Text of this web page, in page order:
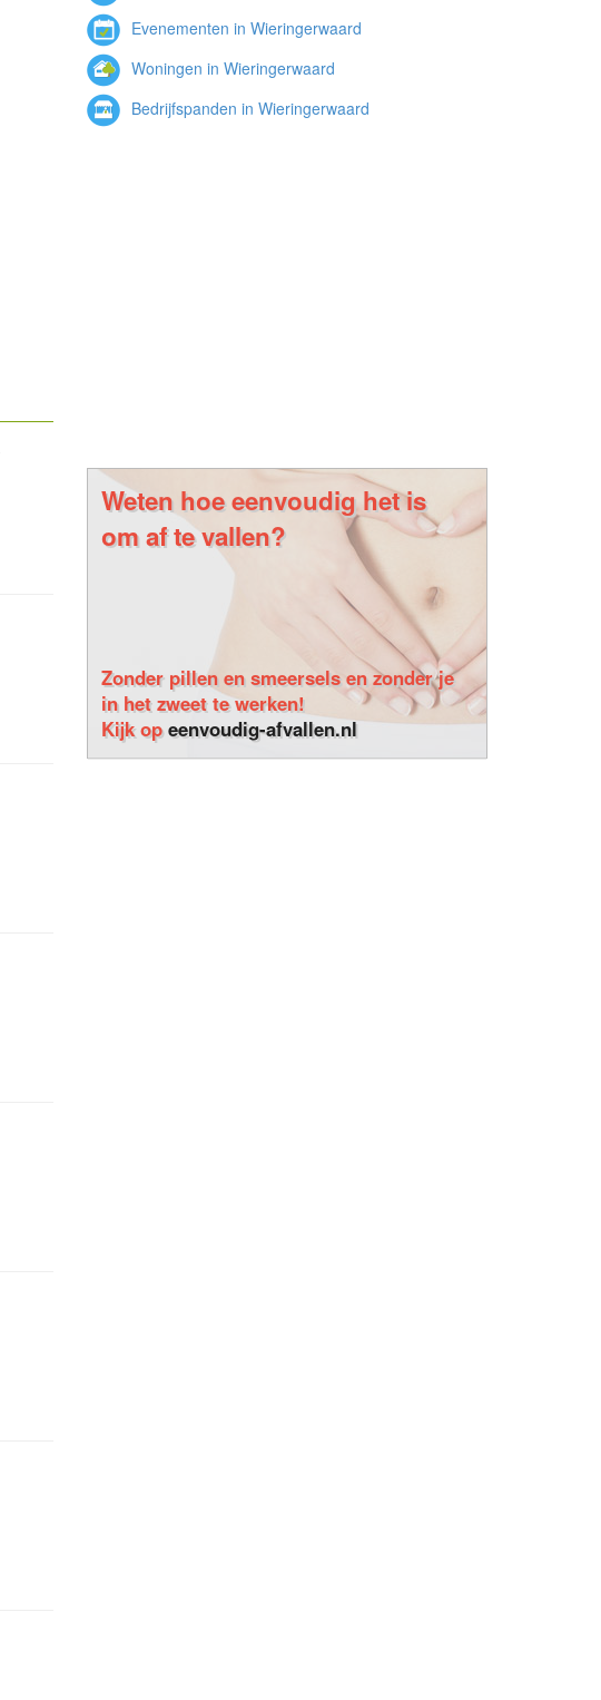
Evenementen in Wieringerwaard
Woningen in Wieringerwaard
Bedrijfspanden in Wieringerwaard
Weten hoe eenvoudig het is
om af te vallen?
Zonder pillen en smeersels en zonder je
in het zweet te werken!
Kijk opeenvoudig-afvallen.nl